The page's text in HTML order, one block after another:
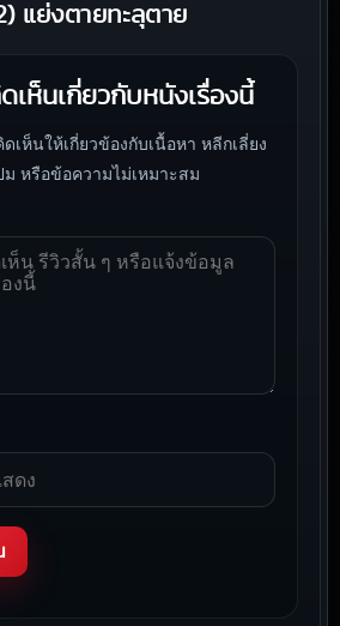
แย่งตายทะลุตาย
เห็นเกี่ยวกับหนังเรื่องนี้
ห็นให้เกี่ยวข้องกับเนื้อหา หลีกเลี่ยง
หรือข้อความไม่เหมาะสม